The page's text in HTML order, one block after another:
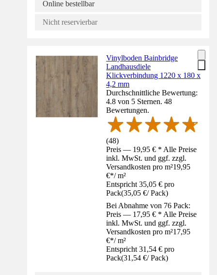
Online bestellbar
Nicht reservierbar
Vinylboden Bainbridge
Landhausdiele
Klickverbindung 1220 x 180 x
4,2 mm
Durchschnittliche Bewertung:
4.8 von 5 Sternen. 48
Bewertungen.
(48)
Preis — 19,95 € * Alle Preise
inkl. MwSt. und ggf. zzgl.
Versandkosten pro m²19,95
€*/ m²
Entspricht 35,05 € pro
Pack(35,05 €/ Pack)
Bei Abnahme von 76 Pack:
Preis — 17,95 € * Alle Preise
inkl. MwSt. und ggf. zzgl.
Versandkosten pro m²17,95
€*/ m²
Entspricht 31,54 € pro
Pack(31,54 €/ Pack)